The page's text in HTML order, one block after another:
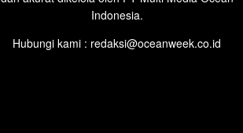
Indonesia.
Hubungi kami : redaksi@oceanweek.co.id